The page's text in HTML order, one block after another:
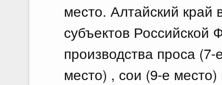
место. Алтайский край
субъектов
производства проса
место) , сои (9-е место)